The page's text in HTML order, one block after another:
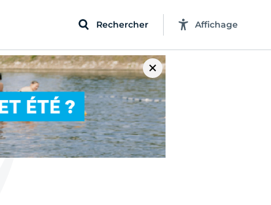
Rechercher Affichage